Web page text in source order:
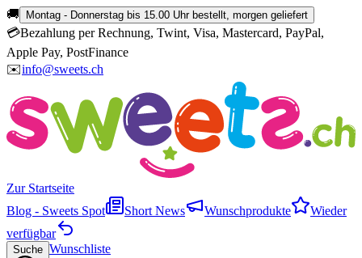
🚚 Montag - Donnerstag bis 15.00 Uhr bestellt, morgen geliefert
💳Bezahlung per Rechnung, Twint, Visa, Mastercard, PayPal,
Apple Pay, PostFinance
✉️info@sweets.ch
Zur Startseite
Blog - Sweets Spot
Short News Wunschprodukte
Wieder
verfügbar
Suche Wunschliste